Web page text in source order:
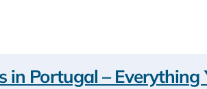
in Portugal – Everything